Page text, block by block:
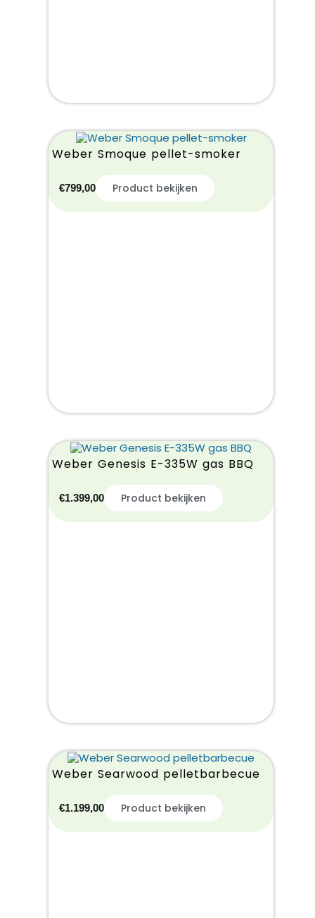
Weber Smoque pellet-smoker
€799,00 Product bekijken
Weber Genesis E-335W gas BBQ
€1.399,00 Product bekijken
Weber Searwood pelletbarbecue
€1.199,00 Product bekijken